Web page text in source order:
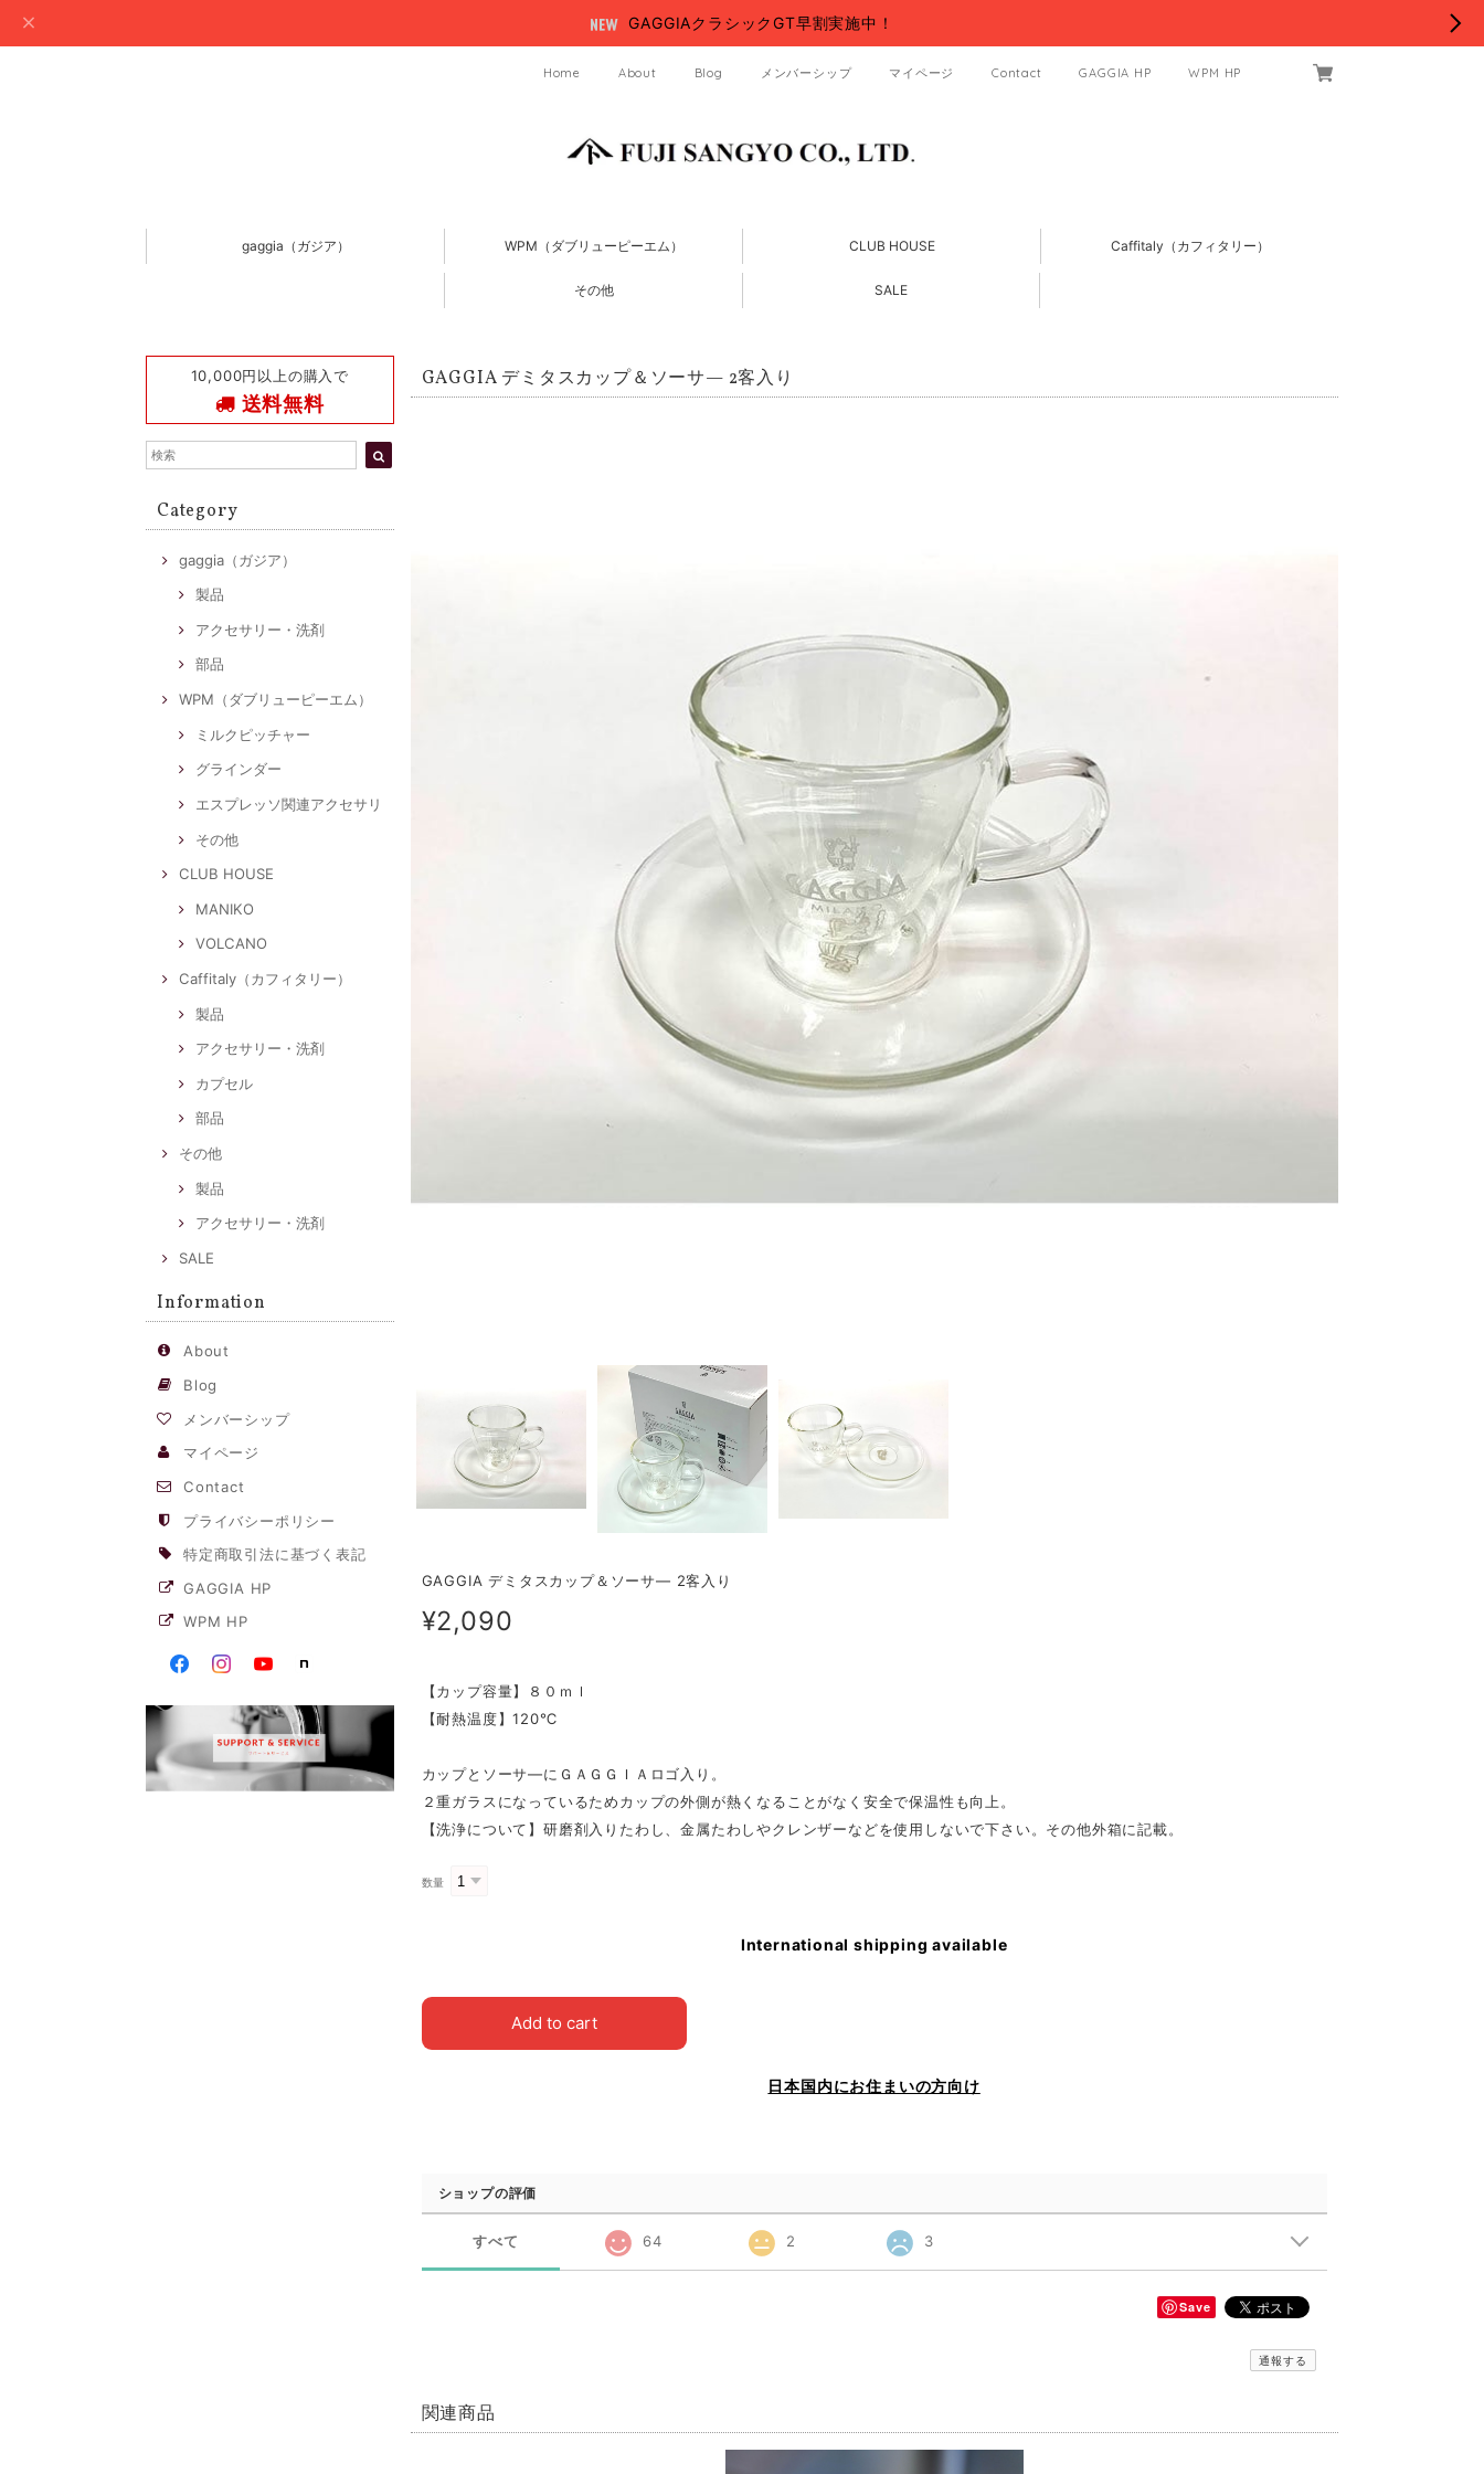
GAGGIAクラシックGT早割実施中！
Home About Blog メンバーシップ マイページ Contact GAGGIA HP WPM HP
gaggia（ガジア） WPM（ダブリューピーエム） CLUB HOUSE Caffitaly（カフィタリー）
その他 SALE
10,000円以上の購入で
送料無料
Category
gaggia（ガジア）
製品
アクセサリー・洗剤
部品
WPM（ダブリューピーエム）
ミルクピッチャー
グラインダー
エスプレッソ関連アクセサリ
その他
CLUB HOUSE
MANIKO
VOLCANO
Caffitaly（カフィタリー）
製品
アクセサリー・洗剤
カプセル
部品
その他
製品
アクセサリー・洗剤
SALE
Information
About
Blog
メンバーシップ
マイページ
Contact
プライバシーポリシー
特定商取引法に基づく表記
GAGGIA HP
WPM HP
GAGGIA デミタスカップ＆ソーサ— 2客入り
GAGGIA デミタスカップ＆ソーサ— 2客入り
¥2,090
【カップ容量】８０ｍｌ
【耐熱温度】120℃
カップとソーサ―にＧＡＧＧＩＡロゴ入り。
２重ガラスになっているためカップの外側が熱くなることがなく安全で保温性も向上。
【洗浄について】研磨剤入りたわし、金属たわしやクレンザーなどを使用しないで下さい。その他外箱に記載。
数量
International shipping available
Add to cart
日本国内にお住まいの方向け
ショップの評価
すべて 64 2 3
Save
通報する
関連商品